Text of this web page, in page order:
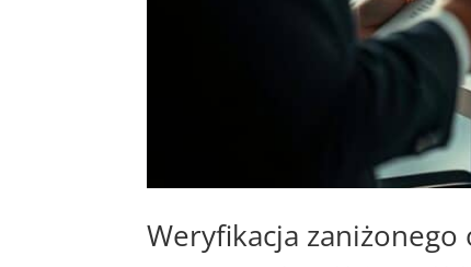
Weryfikacja zaniżonego